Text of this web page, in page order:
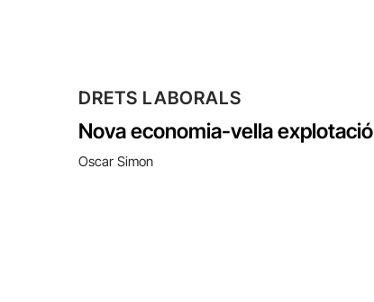
DRETS LABORALS
Nova economia-vella explotació
Oscar Simon